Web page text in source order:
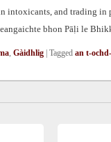
intoxicants, and trading in
bhon Pāḷi le
, Gàidhlig Tagged an t-